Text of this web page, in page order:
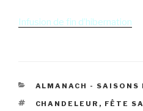
Infusion de fin d’hibernation
CATÉGORIES
ALMANACH - SAISONS
ÉTIQUETTES
CHANDELEUR , FÊTE